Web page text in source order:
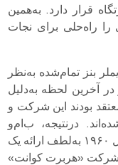
قرار دارد. به‌همین
راه‌حلی برای نجات
بنز تمام‌شده به‌نظر
در آخرین لحظه به‌دلیل
بودند این شرکت و
درنتیجه، ب‌ام‌و
همچنان یک برند مستقل باقی ماند و در سال ۱۹۶۰ به‌لطف ارائه یک
«هربرت کوانت»